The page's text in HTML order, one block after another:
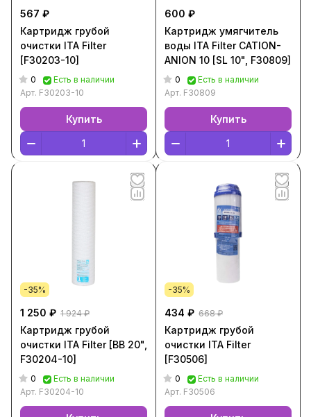
567 ₽
Картридж грубой
очистки ITA Filter
[F30203-10]
0
Есть в наличии
Арт. F30203-10
Купить
600 ₽
Картридж умягчитель
воды ITA Filter CATION-
ANION 10 [SL 10", F30809]
0
Есть в наличии
Арт. F30809
Купить
-35%
1 250 ₽ 1 924 ₽
Картридж грубой
очистки ITA Filter [BB 20",
F30204-10]
0
Есть в наличии
Арт. F30204-10
-35%
434 ₽ 668 ₽
Картридж грубой
очистки ITA Filter
[F30506]
0
Есть в наличии
Арт. F30506